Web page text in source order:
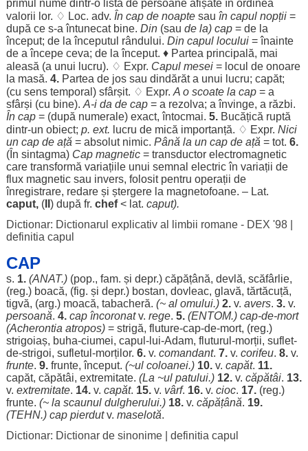
primul numedintr-o listă de persoane afișateîn ordinea
valorii lor. ♢ Loc. adv. În capde noaptesau în capul nopții=
după ce s-aîntunecat bine. Din(sau de la) cap= de la
început; de laînceputul rândului. Din capul locului=înainte
de aîncepeceva; de laînceput. ♦ Partea principală, mai
aleasă (a unui lucru). ♢ Expr. Capul mesei= locul de onoare
la masă. 4. Partea de jossau dindărăta unui lucru; capăt;
(cu sens temporal ) sfârșit. ♢ Expr. A o scoatela cap= a
sfârși (cu bine). A-i da de cap= a rezolva; aînvinge, a răzbi.
În cap= (după numerale) exact,întocmai. 5. Bucățică ruptă
dintr-un obiect; p. ext. lucru de mică importanță. ♢ Expr. Nici
un capde ață = absolut nimic. Până la un capde ață = tot. 6.
(În sintagma) Cap magnetic= transductor electromagnetic
care transformă variațiileunui semnal electricîn variații de
flux magneticsau invers, folosit pentru operații de
înregistrare, redareși ștergerela magnetofoane. – Lat.
caput, (II ) după fr. chef< lat. caput).
Dictionar: Dictionarul explicativ al limbii romane - DEX '98|
definitia capul
CAP
s. 1. (ANAT.)(pop., fam. și depr.) căpățână, devlă, scăfârlie,
(reg.) boacă, (fig. și depr.) bostan, dovleac, glavă, tărtăcuță,
tigvă, (arg.) moacă, tabacheră. (~ al omului.) 2.v. avers. 3.v.
persoană. 4. cap încoronatv. rege. 5. (ENTOM.) cap-de-mort
(Acherontia atropos)= strigă, fluture-cap-de-mort, (reg.)
strigoiaș, buha-ciumei, capul-lui-Adam, fluturul -morții, suflet-
de-strigoi, sufletul -morților. 6.v. comandant. 7.v. corifeu. 8.v.
frunte. 9. frunte,început. (~ul coloanei.) 10.v. capăt. 11.
capăt, căpătâi, extremitate. (La ~ul patului.) 12.v. căpătâi. 13.
v. extremitate. 14.v. capăt. 15.v. vârf. 16.v. cioc. 17.(reg.)
frunte. (~ la scaunul dulgherului.) 18.v. căpățână. 19.
(TEHN.) cap pierdutv. maselotă.
Dictionar: Dictionar de sinonime| definitia capul